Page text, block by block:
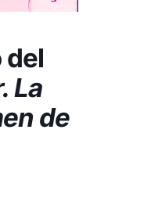
del
La
de